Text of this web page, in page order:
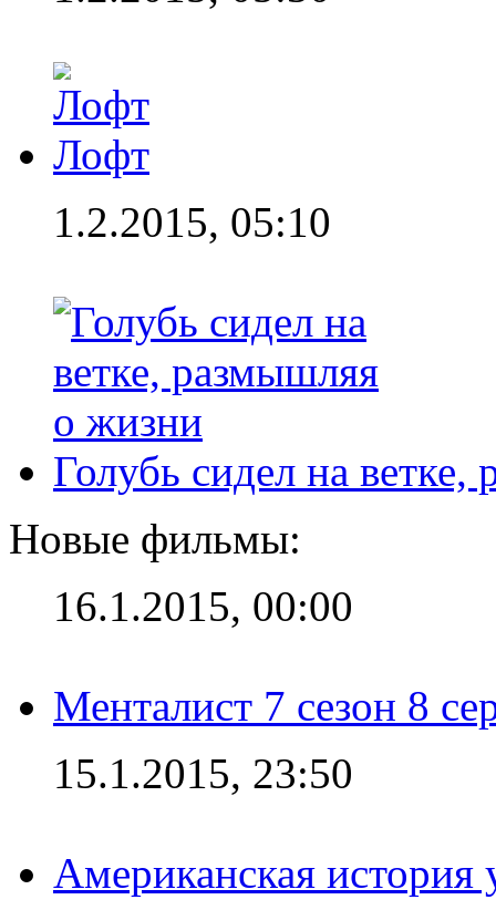
Лофт
1.2.2015, 05:10
Голубь сидел на
Новые фильмы:
16.1.2015, 00:00
Менталист 7 сезон 8
15.1.2015, 23:50
Американская история